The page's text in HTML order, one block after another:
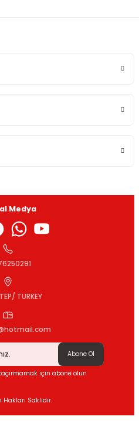
Medya
TURKEY
Abone Ol
için abone olun
Saklıdır.